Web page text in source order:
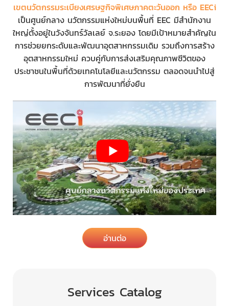
เขตนวัตกรรมระเบียงเศรษฐกิจพิเศษภาคตะวันออก หรือ EECi
เป็นศูนย์กลาง นวัตกรรมแห่งใหม่บนพื้นที่ EEC มีสำนักงาน
ใหญ่ตั้งอยู่ในวังจันทร์วัลเลย์ จ.ระยอง โดยมีเป้าหมายสำคัญใน
การช่วยยกระดับและพัฒนาอุตสาหกรรมเดิม รวมถึงการสร้าง
อุตสาหกรรมใหม่ ควบคู่กับการส่งเสริมคุณภาพชีวิตของ
ประชาชนในพื้นที่ด้วยเทคโนโลยีและนวัตกรรม ตลอดจนนำไปสู่
การพัฒนาที่ยั่งยืน
อ่านต่อ
Services Catalog